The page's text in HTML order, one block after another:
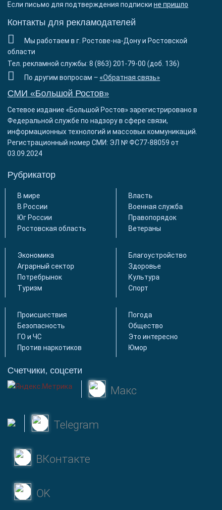
Если письмо для подтверждения подписки не пришло
Контакты для рекламодателей
Мы работаем в г. Ростове-на-Дону и Ростовской
области
Тел. рекламной службы: 8 (863) 201-79-00 (доб. 136)
По другим вопросам – «Обратная связь»
СМИ «Большой Ростов»
Сетевое издание «Большой Ростов» зарегистрировано в
Федеральной службе по надзору в сфере связи,
информационных технологий и массовых коммуникаций.
Регистрационный номер СМИ: ЭЛ № ФС77-88059 от
03.09.2024
Рубрикатор
В мире
В России
Юг России
Ростовская область
Власть
Военная служба
Правопорядок
Ветераны
Экономика
Аграрный сектор
Потребрынок
Туризм
Благоустройство
Здоровье
Культура
Спорт
Происшествия
Безопасность
ГО и ЧС
Против наркотиков
Погода
Общество
Это интересно
Юмор
Счетчики, соцсети
Макс
Telegram
ВКонтакте
OK